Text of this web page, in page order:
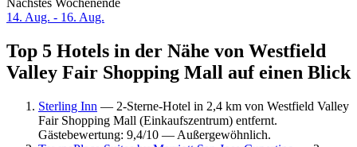
Nächstes Wochenende
14. Aug. - 16. Aug.
Top 5 Hotels in der Nähe von Westfield
Valley Fair Shopping Mall auf einen Blick
Sterling Inn — 2-Sterne-Hotel in 2,4 km von Westfield Valley
Fair Shopping Mall (Einkaufszentrum) entfernt.
Gästebewertung: 9,4/10 — Außergewöhnlich.